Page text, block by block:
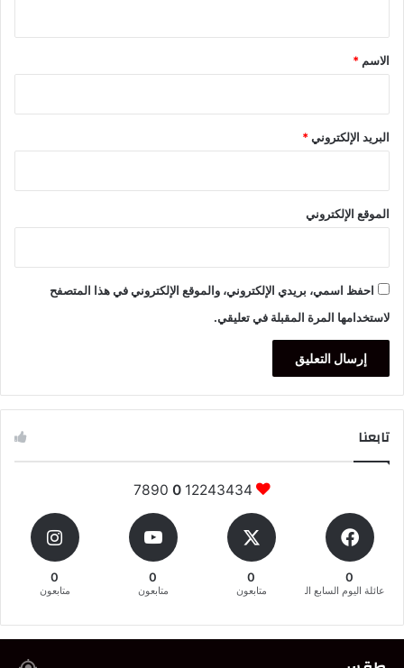
*
الاسم *
البريد الإلكتروني*
الموقع الإلكتروني
احفظ اسمي، بريدي الإلكتروني، والموقع الإلكتروني في هذا المتصفح
لاستخدامها المرة المقبلة في تعليقي.
تابعنا
12243434
0
0
عائلة اليوم السابع المغربية
0
متابعون
0
متابعون
0
متابعون